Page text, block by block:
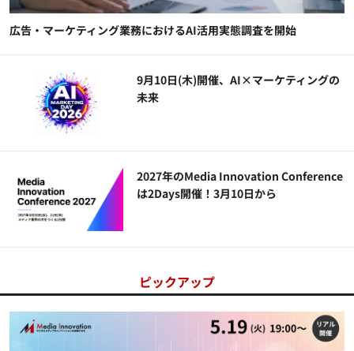
広告・マーケティング業務におけるAI活用実態調査を開始
9月10日(木)開催、AI×マーケティングの
未来
2027年のMedia Innovation Conference
は2Days開催！3月10日から
ピックアップ